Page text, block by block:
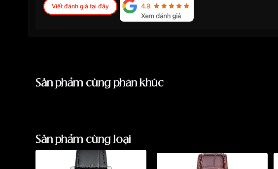
Viết đánh giá tại đây
Sản phẩm cùng phân khúc
Sản phẩm cùng loại